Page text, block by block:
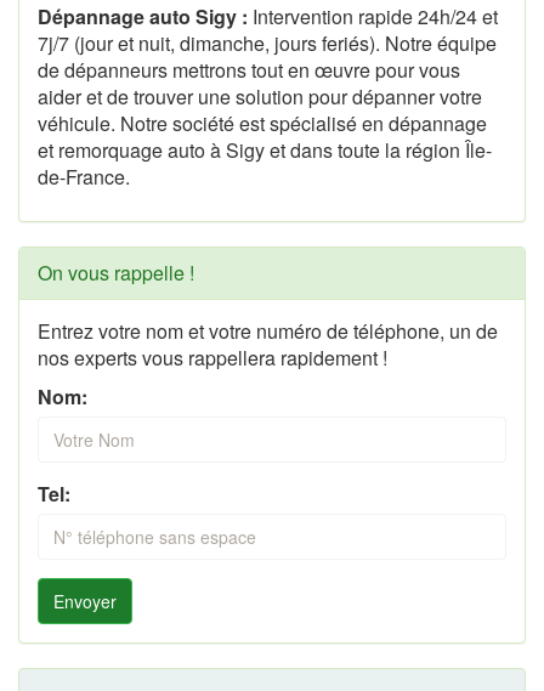
Dépannage auto Sigy : Intervention rapide 24h/24 et
7j/7 (jour et nuit, dimanche, jours feriés). Notre équipe
de dépanneurs mettrons tout en œuvre pour vous
aider et de trouver une solution pour dépanner votre
véhicule. Notre société est spécialisé en dépannage
et remorquage auto à Sigy et dans toute la région Île-
de-France.
On vous rappelle !
Entrez votre nom et votre numéro de téléphone, un de
nos experts vous rappellera rapidement !
Nom:
Tel:
Envoyer